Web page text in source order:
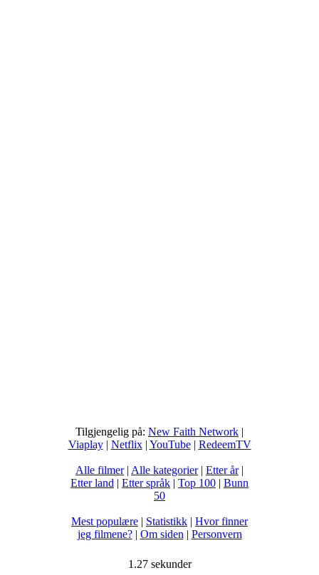
Tilgjengelig på: New Faith Network |
Viaplay| Netflix| YouTube| RedeemTV
Alle filmer| Alle kategorier| Etter år|
Etter land | Etter språk | Top 100 | Bunn
50
Mest populære | Statistikk | Hvor finner
jeg filmene?| Om siden| Personvern
1.27 sekunder